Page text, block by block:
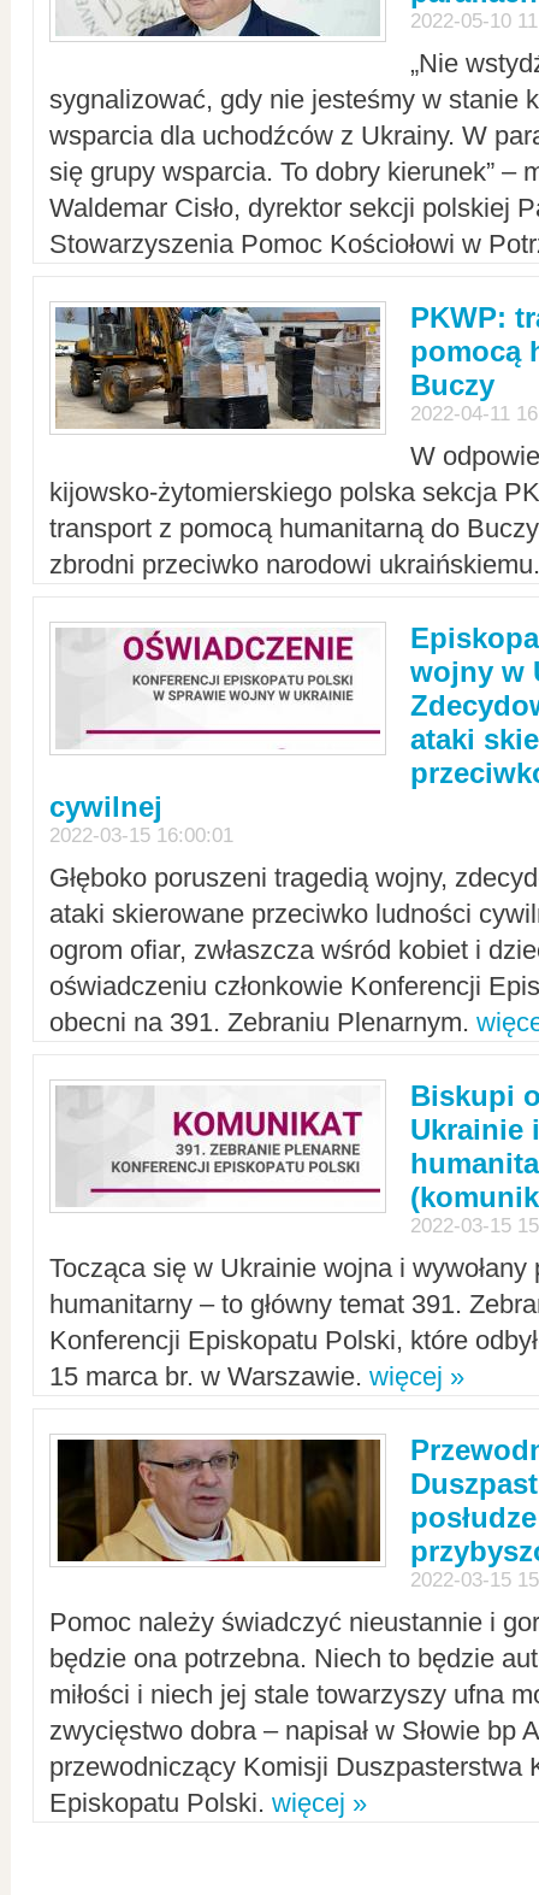
2022-05-10
„Nie
sygnalizować, gdy nie jesteśmy w stanie
wsparcia dla uchodźców z Ukrainy. W
się grupy wsparcia. To dobry kierunek” –
Waldemar Cisło, dyrektor sekcji polskiej
Stowarzyszenia Pomoc Kościołowi w
PKWP:
pomocą
Buczy
2022-04-11
W
kijowsko-żytomierskiego polska sekcja
transport z pomocą humanitarną do
zbrodni przeciwko narodowi
wojny w
ataki
cywilnej
2022-03-15 16:00:01
Głęboko poruszeni tragedią wojny,
ataki skierowane przeciwko ludności
ogrom ofiar, zwłaszcza wśród kobiet i
oświadczeniu członkowie Konferencji
obecni na 391. Zebraniu Plenarnym.
Biskupi
Ukrainie
2022-03-15
Tocząca się w Ukrainie wojna i
humanitarny – to główny temat 391.
Konferencji Episkopatu Polski, które
15 marca br. w Warszawie. więcej »
2022-03-15
Pomoc należy świadczyć nieustannie i
będzie ona potrzebna. Niech to będzie
miłości i niech jej stale towarzyszy ufna
zwycięstwo dobra – napisał w Słowie bp
przewodniczący Komisji Duszpasterstwa
Episkopatu Polski. więcej »